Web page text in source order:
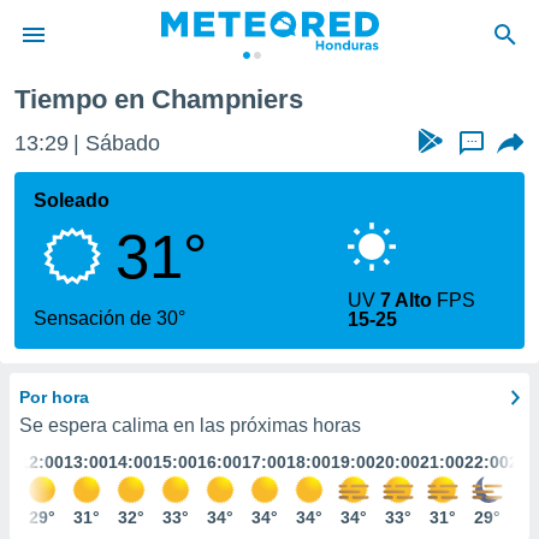
de
ha sido
calidad.
a este
las
y
digital
basada
Tiempo en Champniers
13:29 Sábado ...
Soleado
31°
Sensación de 30°
UV7 Alto FPS
15-25
Por hora
Se espera calima en las próximas horas
12:00
29°
13:00
31°
14:00
32°
15:00
33°
16:00
34°
17:00
34°
18:00
34°
19:00
34°
20:00
33°
21:00
31°
22:00
29°